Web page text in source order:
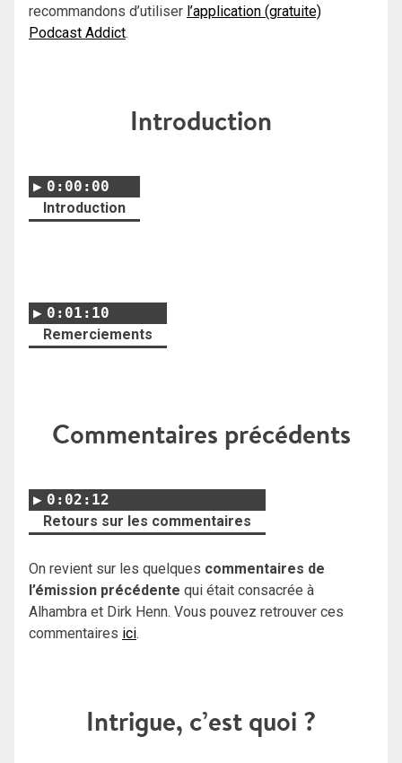
recommandons d’utiliser l’application (gratuite)
Podcast Addict.
Introduction
0:00:00
Introduction
0:01:10
Remerciements
Commentaires précédents
0:02:12
Retours sur les commentaires
On revient sur les quelques commentaires de
l’émission précédente qui était consacrée à
Alhambra et Dirk Henn. Vous pouvez retrouver ces
commentaires ici.
Intrigue, c’est quoi ?